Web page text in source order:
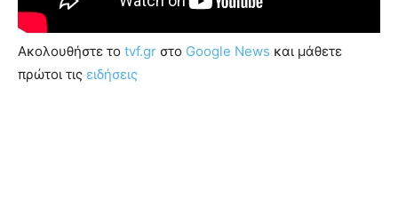
Ακολουθήστε το tvf.gr στο Google News και μάθετε
πρώτοι τις ειδήσεις